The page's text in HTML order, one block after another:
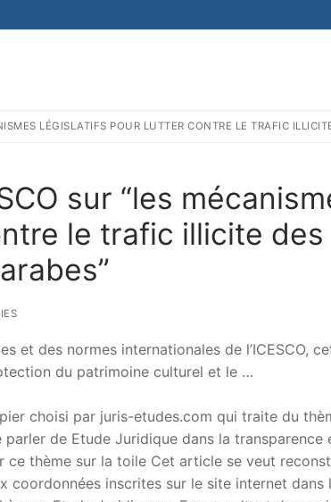
LÉGISLATIFS POUR LUTTER CONTRE LE TRAFIC
sur “les
le trafic illicite des
et des normes internationales de l’ICESCO,
du patrimoine culturel et le …
choisi par juris-etudes.com qui traite du
de Etude Juridique dans la transparence
thème sur la toile Cet article se veut
coordonnées inscrites sur le site internet dans